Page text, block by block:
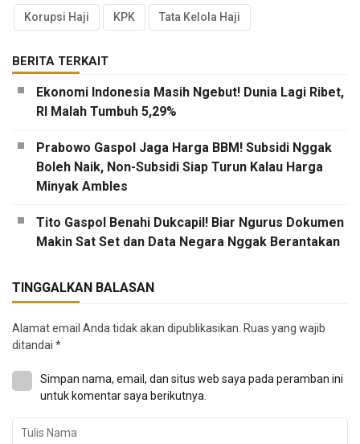
Korupsi Haji KPK Tata Kelola Haji
BERITA TERKAIT
Ekonomi Indonesia Masih Ngebut! Dunia Lagi Ribet,
RI Malah Tumbuh 5,29%
Prabowo Gaspol Jaga Harga BBM! Subsidi Nggak
Boleh Naik, Non-Subsidi Siap Turun Kalau Harga
Minyak Ambles
Tito Gaspol Benahi Dukcapil! Biar Ngurus Dokumen
Makin Sat Set dan Data Negara Nggak Berantakan
TINGGALKAN BALASAN
Alamat email Anda tidak akan dipublikasikan. Ruas yang wajib
ditandai *
Simpan nama, email, dan situs web saya pada peramban ini
untuk komentar saya berikutnya.